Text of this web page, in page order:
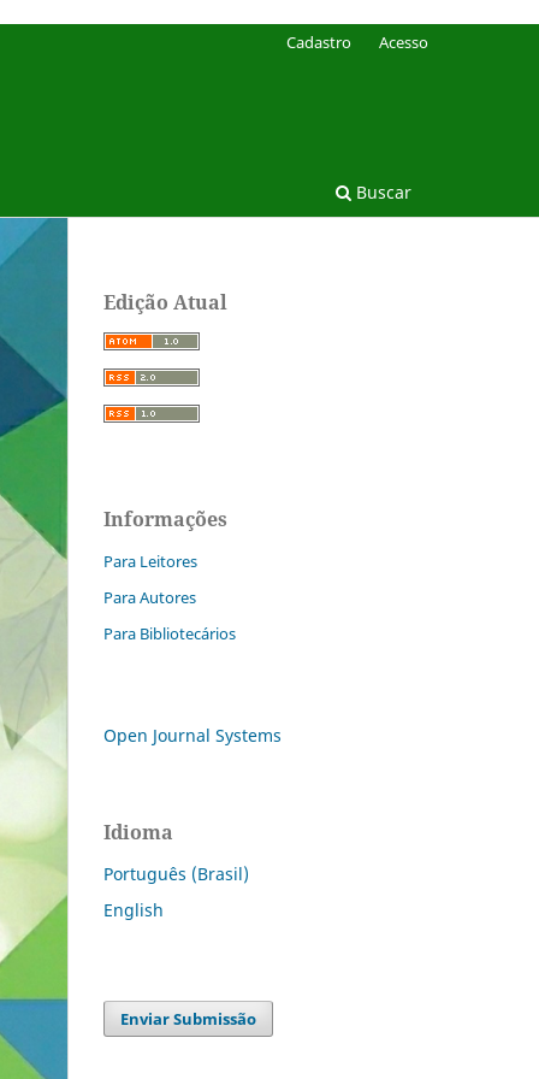
Buscar
Cadastro Acesso
Edição Atual
Informações
Para Leitores
Para Autores
Para Bibliotecários
Open Journal Systems
Idioma
Português (Brasil)
English
Enviar Submissão